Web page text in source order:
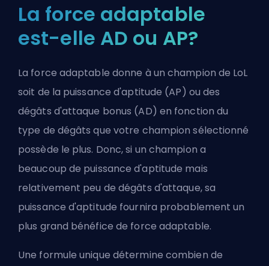
La force adaptable
est-elle AD ou AP?
La force adaptable donne à un champion de LoL
soit de la puissance d'aptitude (AP) ou des
dégâts d'attaque bonus (AD) en fonction du
type de dégâts que votre champion sélectionné
possède le plus. Donc, si un champion a
beaucoup de puissance d'aptitude mais
relativement peu de dégâts d'attaque, sa
puissance d'aptitude fournira probablement un
plus grand bénéfice de force adaptable.
Une formule unique détermine combien de